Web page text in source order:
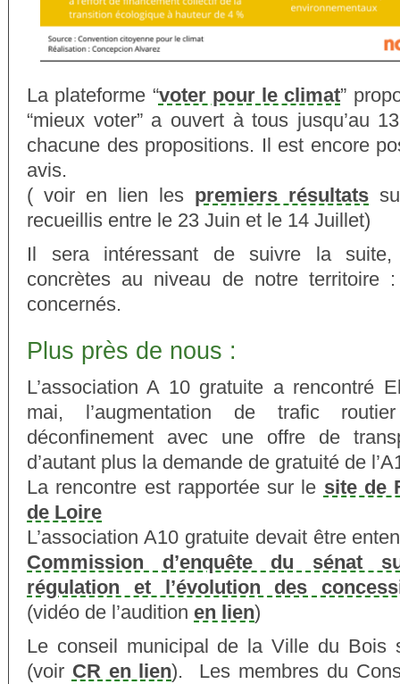
La plateforme “voter pour le climat”
“mieux voter” a ouvert à tous jusqu’au
chacune des propositions. Il est encore
avis.
( voir en lien les premiers résultats
recueillis entre le 23 Juin et le 14 Juillet)
Il sera intéressant de suivre la
concrètes au niveau de notre territoire
concernés.
Plus près de nous :
L’association A 10 gratuite a rencontré
mai, l’augmentation de trafic
déconfinement avec une offre de
d’autant plus la demande de gratuité de
La rencontre est rapportée sur le site de
de Loire
L’association A10 gratuite devait être
Commission d’enquête du sénat
régulation et l’évolution des
(vidéo de l’audition en lien)
Le conseil municipal de la Ville du Bois
(voir CR en lien). Les membres du